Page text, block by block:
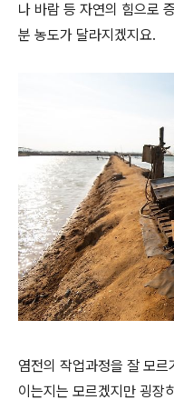
나 바람 등 자연의 힘으로
분 농도가 달라지겠지요.
염전의 작업과정을 잘 모
이는지는 모르겠지만 굉장